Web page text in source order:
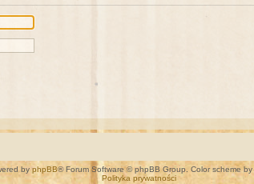
by phpBB® Forum Software © phpBB Group. Color scheme by
Polityka prywatności